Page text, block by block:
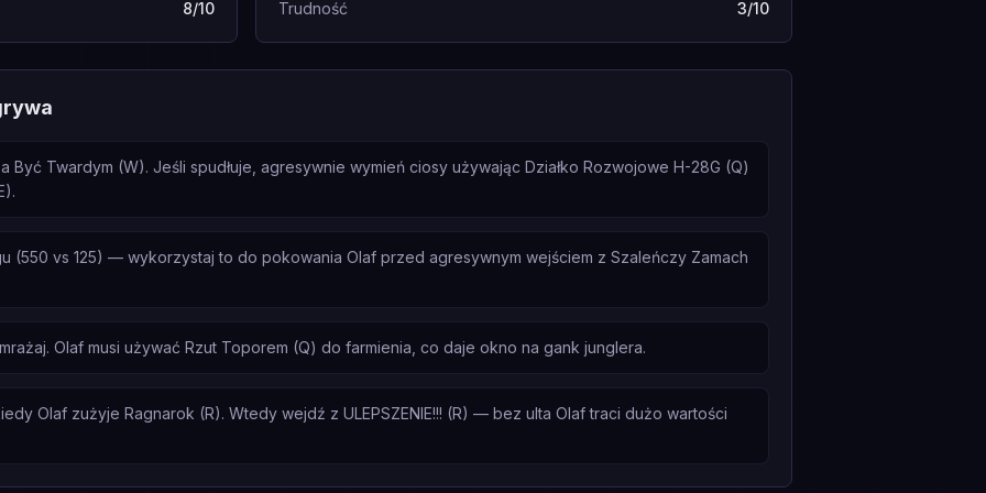
8/10 Trudność 3/10
Twardym (W). Jeśli spudłuje, agresywnie wymień ciosy używając Działko Rozwojowe H-28G (Q)
(550 vs 125) — wykorzystaj to do pokowania Olaf przed agresywnym wejściem z Szaleńczy Zamach
Olaf musi używać Rzut Toporem (Q) do farmienia, co daje okno na gank junglera.
Olaf zużyje Ragnarok (R). Wtedy wejdź z ULEPSZENIE!!! (R) — bez ulta Olaf traci dużo wartości